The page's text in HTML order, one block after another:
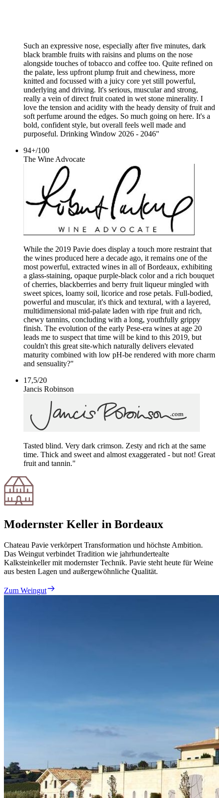
Such an expressive nose, especially after five minutes, dark
black bramble fruits with raisins and plums on the nose
alongside touches of tobacco and coffee too. Quite refined on
the palate, less upfront plump fruit and chewiness, more
knitted and focussed with a juicy core yet still powerful,
underlying and driving. It's serious, muscular and strong,
really a vein of direct fruit coated in wet stone minerality. I
love the tension and acidity with the heady density of fruit and
soft perfume around the edges. So much going on here. It's a
bold, confident style, but overall feels well made and
purposeful. Drinking Window 2026 - 2046"
94+/100
The Wine Advocate
While the 2019 Pavie does display a touch more restraint that
the wines produced here a decade ago, it remains one of the
most powerful, extracted wines in all of Bordeaux, exhibiting
a glass-staining, opaque purple-black color and a rich bouquet
of cherries, blackberries and berry fruit liqueur mingled with
sweet spices, loamy soil, licorice and rose petals. Full-bodied,
powerful and muscular, it's thick and textural, with a layered,
multidimensional mid-palate laden with ripe fruit and rich,
chewy tannins, concluding with a long, youthfully grippy
finish. The evolution of the early Pese-era wines at age 20
leads me to suspect that time will be kind to this 2019, but
couldn't this great site-which naturally delivers elevated
maturity combined with low pH-be rendered with more charm
and sensuality?"
17,5/20
Jancis Robinson
Tasted blind. Very dark crimson. Zesty and rich at the same
time. Thick and sweet and almost exaggerated - but not! Great
fruit and tannin."
Modernster Keller in Bordeaux
Chateau Pavie verkörpert Transformation und höchste Ambition.
Das Weingut verbindet Tradition wie jahrhundertealte
Kalksteinkeller mit modernster Technik. Pavie steht heute für Weine
aus besten Lagen und außergewöhnliche Qualität.
Zum Weingut